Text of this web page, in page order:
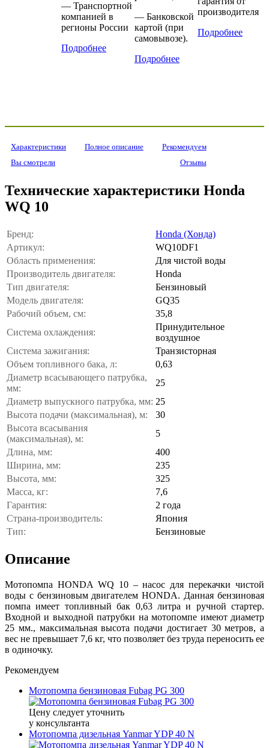
— Транспортной
компанией в
регионы России
Подробнее
— Банковской
картой (при
самовывозе).
Подробнее
производителя
Подробнее
Характеристики Полное описание
Рекомендуем
Вы смотрели
Отзывы
Технические характеристики Honda
WQ 10
Бренд:
Honda (Хонда)
Артикул:
WQ10DF1
Область применения:
Для чистой воды
Производитель двигателя:
Honda
Тип двигателя:
Бензиновый
Модель двигателя:
GQ35
Рабочий объем, см:
35,8
Система охлаждения:
Принудительное
воздушное
Система зажигания:
Транзисторная
Объем топливного бака, л:
0,63
Диаметр всасывающего патрубка,
мм:
25
Диаметр выпускного патрубка, мм: 25
Высота подачи (максимальная), м:
30
Высота всасывания
(максимальная), м:
5
Длина, мм:
400
Ширина, мм:
235
Высота, мм:
325
Масса, кг:
7,6
Гарантия:
2 года
Страна-производитель:
Япония
Тип:
Бензиновые
Описание
Мотопомпа HONDA WQ 10 – насос для перекачки чистой
воды с бензиновым двигателем HONDA. Данная бензиновая
помпа имеет топливный бак 0,63 литра и ручной стартер.
Входной и выходной патрубки на мотопомпе имеют диаметр
25 мм., максимальная высота подачи достигает 30 метров, а
вес не превышает 7,6 кг, что позволяет без труда переносить ее
в одиночку.
Рекомендуем
Мотопомпа бензиновая Fubag PG 300
Цену следует уточнить
у консультанта
Мотопомпа дизельная Yanmar YDP 40 N